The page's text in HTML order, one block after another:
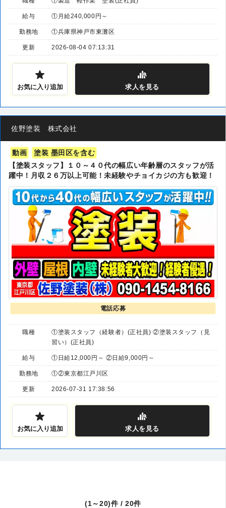
給与 ①月給240,000円～
勤務地 ①兵庫県神戸市東灘区
更新 2026-08-04 07:13:31
お気に入り追加 求人を見る
佐野塗装 株式会社
動画
塗装 墨田区を含む
【塗装スタッフ】１０～４０代の幅広い年齢層のスタッフが活
躍中！月収２６万以上可能！未経験やチョイカジの方も歓迎！
電話応募
職種
①塗装スタッフ（経験者）(正社員) ②塗装スタッフ（見
習い）(正社員)
給与 ①日給12,000円～ ②日給9,000円～
勤務地 ①②東京都江戸川区
更新 2026-07-31 17:38:56
お気に入り追加 求人 を見る
(1～20)件 / 20件